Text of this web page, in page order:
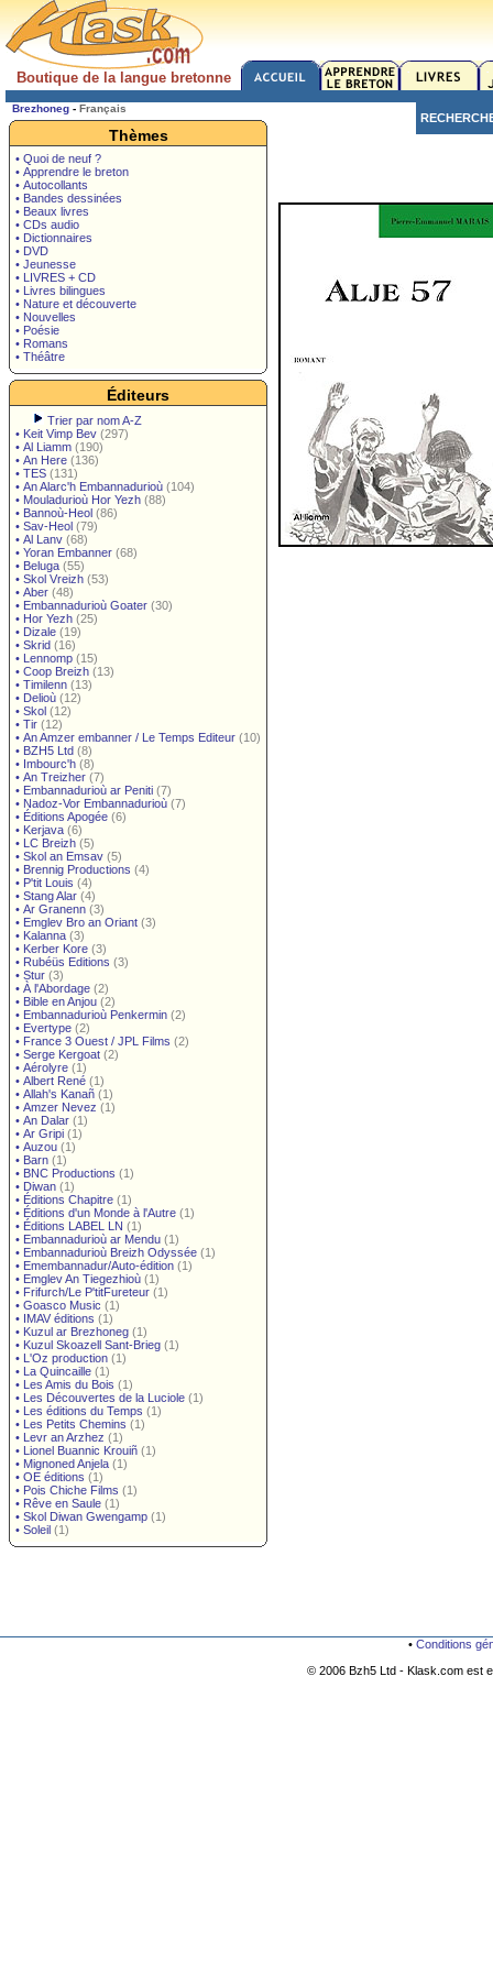
Boutique de la langue bretonne
Brezhoneg - Français
Thèmes
• Quoi de neuf ?
• Apprendre le breton
• Autocollants
• Bandes dessinées
• Beaux livres
• CDs audio
• Dictionnaires
• DVD
• Jeunesse
• LIVRES + CD
• Livres bilingues
• Nature et découverte
• Nouvelles
• Poésie
• Romans
• Théâtre
Éditeurs
Trier par nom A-Z
• Keit Vimp Bev (297)
• Al Liamm (190)
• An Here (136)
• TES (131)
• An Alarc'h Embannadurioù (104)
• Mouladurioù Hor Yezh (88)
• Bannoù-Heol (86)
• Sav-Heol (79)
• Al Lanv (68)
• Yoran Embanner (68)
• Beluga (55)
• Skol Vreizh (53)
• Aber (48)
• Embannadurioù Goater (30)
• Hor Yezh (25)
• Dizale (19)
• Skrid (16)
• Lennomp (15)
• Coop Breizh (13)
• Timilenn (13)
• Delioù (12)
• Skol (12)
• Tir (12)
• An Amzer embanner / Le Temps Editeur (10)
• BZH5 Ltd (8)
• Imbourc'h (8)
• An Treizher (7)
• Embannadurioù ar Peniti (7)
• Nadoz-Vor Embannadurioù (7)
• Éditions Apogée (6)
• Kerjava (6)
• LC Breizh (5)
• Skol an Emsav (5)
• Brennig Productions (4)
• P'tit Louis (4)
• Stang Alar (4)
• Ar Granenn (3)
• Emglev Bro an Oriant (3)
• Kalanna (3)
• Kerber Kore (3)
• Rubéüs Editions (3)
• Stur (3)
• À l'Abordage (2)
• Bible en Anjou (2)
• Embannadurioù Penkermin (2)
• Evertype (2)
• France 3 Ouest / JPL Films (2)
• Serge Kergoat (2)
• Aérolyre (1)
• Albert René (1)
• Allah's Kanañ (1)
• Amzer Nevez (1)
• An Dalar (1)
• Ar Gripi (1)
• Auzou (1)
• Barn (1)
• BNC Productions (1)
• Diwan (1)
• Éditions Chapitre (1)
• Éditions d'un Monde à l'Autre (1)
• Éditions LABEL LN (1)
• Embannadurioù ar Mendu (1)
• Embannadurioù Breizh Odyssée (1)
• Emembannadur/Auto-édition (1)
• Emglev An Tiegezhioù (1)
• Frifurch/Le P'titFureteur (1)
• Goasco Music (1)
• IMAV éditions (1)
• Kuzul ar Brezhoneg (1)
• Kuzul Skoazell Sant-Brieg (1)
• L'Oz production (1)
• La Quincaille (1)
• Les Amis du Bois (1)
• Les Découvertes de la Luciole (1)
• Les éditions du Temps (1)
• Les Petits Chemins (1)
• Levr an Arzhez (1)
• Lionel Buannic Krouiñ (1)
• Mignoned Anjela (1)
• OE éditions (1)
• Pois Chiche Films (1)
• Rêve en Saule (1)
• Skol Diwan Gwengamp (1)
• Soleil (1)
• Conditions
© 2006 Bzh5 Ltd - Klask.com est